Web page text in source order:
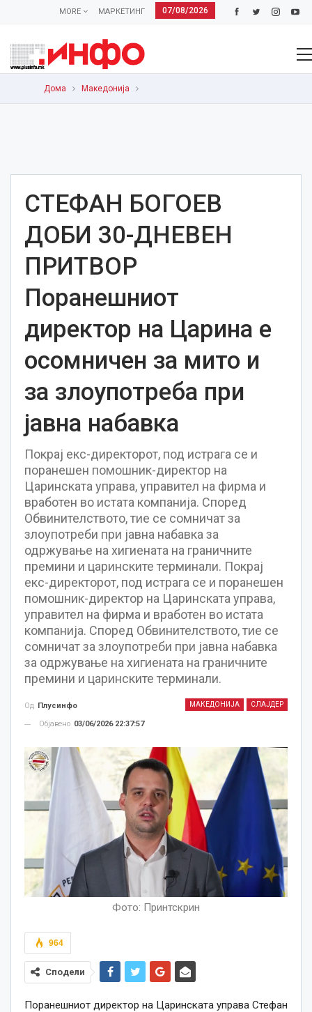
07/08/2026
МАРКЕТИНГ
MORE
Дома Македонија
СТЕФАН БОГОЕВ
ДОБИ 30-ДНЕВЕН
ПРИТВОР
Поранешниот
директор на Царина е
осомничен за мито и
за злоупотреба при
јавна набавка
Покрај екс-директорот, под истрага се и
поранешен помошник-директор на
Царинската управа, управител на фирма и
вработен во истата компанија. Според
Обвинителството, тие се сомничат за
злоупотреби при јавна набавка за
одржување на хигиената на граничните
премини и царинските терминали. Покрај
екс-директорот, под истрага се и поранешен
помошник-директор на Царинската управа,
управител на фирма и вработен во истата
компанија. Според Обвинителството, тие се
сомничат за злоупотреби при јавна набавка
за одржување на хигиената на граничните
премини и царинските терминали.
МАКЕДОНИЈА СЛАЈДЕР
Од Плусинфо
Објавено 03/06/2026 22:37:57
Фото: Принтскрин
964
Сподели
Поранешниот директор на Царинската управа Стефан